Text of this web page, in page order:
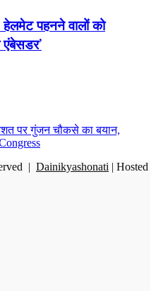
पहनने वालों को
पर गुंजन चौकसे का बयान,
| Dainikyashonati | Hosted